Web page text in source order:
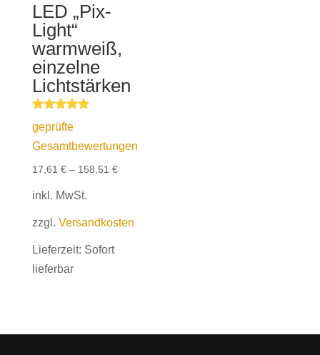
LED „Pix-
Light“
warmweiß,
einzelne
Lichtstärken
Bewertet mit
5.00
von 5
geprüfte
Gesamtbewertungen
17,61 €– 158,51 €
inkl. MwSt.
zzgl. Versandkosten
Lieferzeit: Sofort
lieferbar